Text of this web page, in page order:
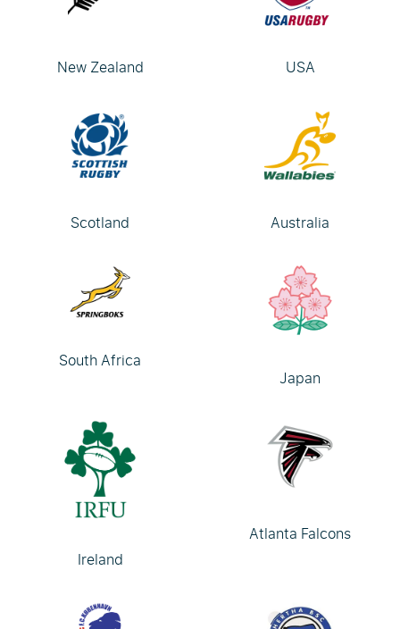
New Zealand USA
Scotland Australia
South Africa
Japan
Ireland
Atlanta Falcons